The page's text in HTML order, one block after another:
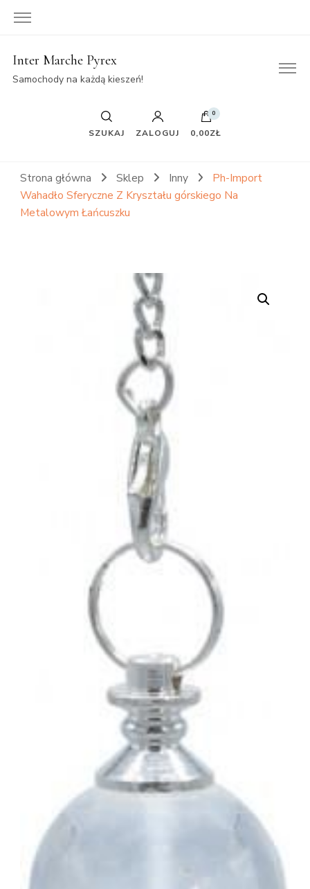
Inter Marche Pyrex
Samochody na każdą kieszeń!
SZUKAJ ZALOGUJ
0
0,00ZŁ
Strona główna Sklep Inny
Ph-Import
Wahadło Sferyczne Z Kryształu górskiego Na
Metalowym Łańcuszku